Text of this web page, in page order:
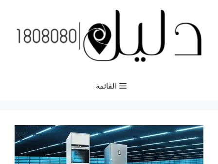
المحتوى
القائمة